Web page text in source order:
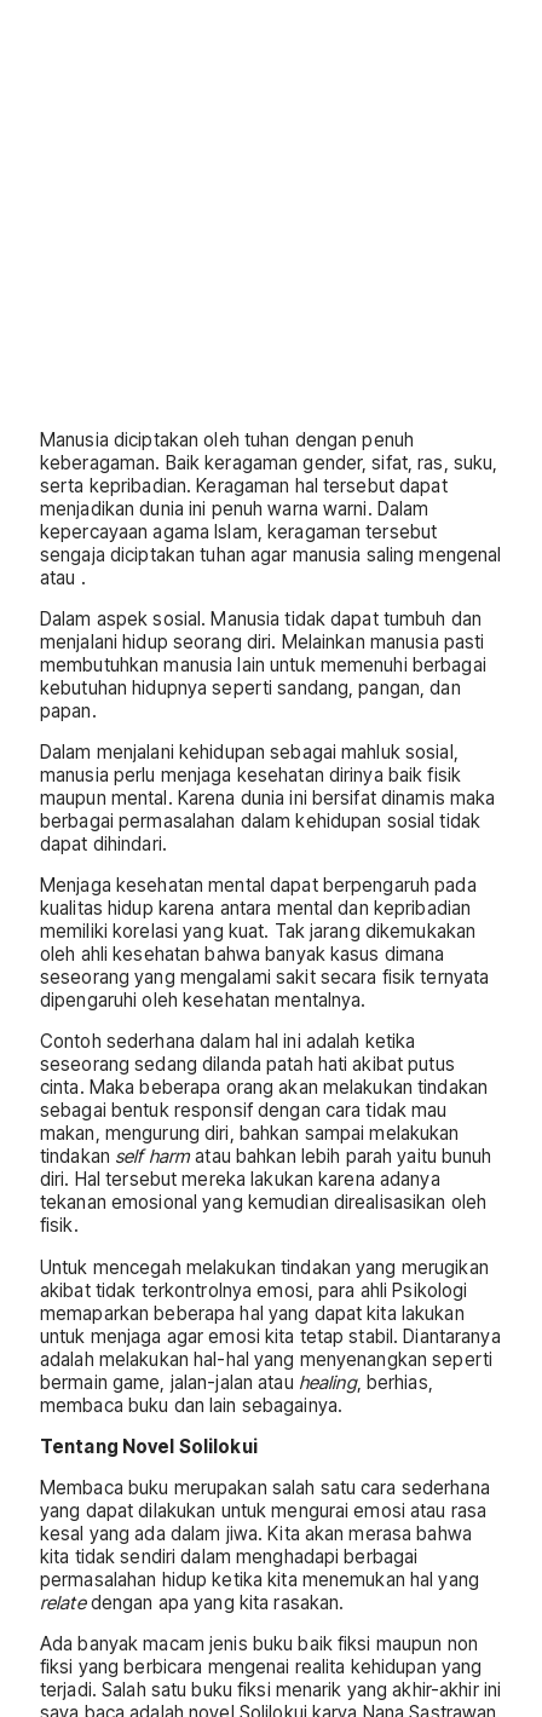
Manusia diciptakan oleh tuhan dengan penuh
keberagaman. Baik keragaman gender, sifat, ras, suku,
serta kepribadian. Keragaman hal tersebut dapat
menjadikan dunia ini penuh warna warni. Dalam
kepercayaan agama Islam, keragaman tersebut
sengaja diciptakan tuhan agar manusia saling mengenal
atau .
Dalam aspek sosial. Manusia tidak dapat tumbuh dan
menjalani hidup seorang diri. Melainkan manusia pasti
membutuhkan manusia lain untuk memenuhi berbagai
kebutuhan hidupnya seperti sandang, pangan, dan
papan.
Dalam menjalani kehidupan sebagai mahluk sosial,
manusia perlu menjaga kesehatan dirinya baik fisik
maupun mental. Karena dunia ini bersifat dinamis maka
berbagai permasalahan dalam kehidupan sosial tidak
dapat dihindari.
Menjaga kesehatan mental dapat berpengaruh pada
kualitas hidup karena antara mental dan kepribadian
memiliki korelasi yang kuat. Tak jarang dikemukakan
oleh ahli kesehatan bahwa banyak kasus dimana
seseorang yang mengalami sakit secara fisik ternyata
dipengaruhi oleh kesehatan mentalnya.
Contoh sederhana dalam hal ini adalah ketika
seseorang sedang dilanda patah hati akibat putus
cinta. Maka beberapa orang akan melakukan tindakan
sebagai bentuk responsif dengan cara tidak mau
makan, mengurung diri, bahkan sampai melakukan
tindakan self harmatau bahkan lebih parah yaitu bunuh
diri. Hal tersebut mereka lakukan karena adanya
tekanan emosional yang kemudian direalisasikan oleh
fisik.
Untuk mencegah melakukan tindakan yang merugikan
akibat tidak terkontrolnya emosi, para ahli Psikologi
memaparkan beberapa hal yang dapat kita lakukan
untuk menjaga agar emosi kita tetap stabil. Diantaranya
adalah melakukan hal-hal yang menyenangkan seperti
bermain game, jalan-jalan atau healing, berhias,
membaca buku dan lain sebagainya.
Tentang Novel Solilokui
Membaca buku merupakan salah satu cara sederhana
yang dapat dilakukan untuk mengurai emosi atau rasa
kesal yang ada dalam jiwa. Kita akan merasa bahwa
kita tidak sendiri dalam menghadapi berbagai
permasalahan hidup ketika kita menemukan hal yang
relatedengan apa yang kita rasakan.
Ada banyak macam jenis buku baik fiksi maupun non
fiksi yang berbicara mengenai realita kehidupan yang
terjadi. Salah satu buku fiksi menarik yang akhir-akhir ini